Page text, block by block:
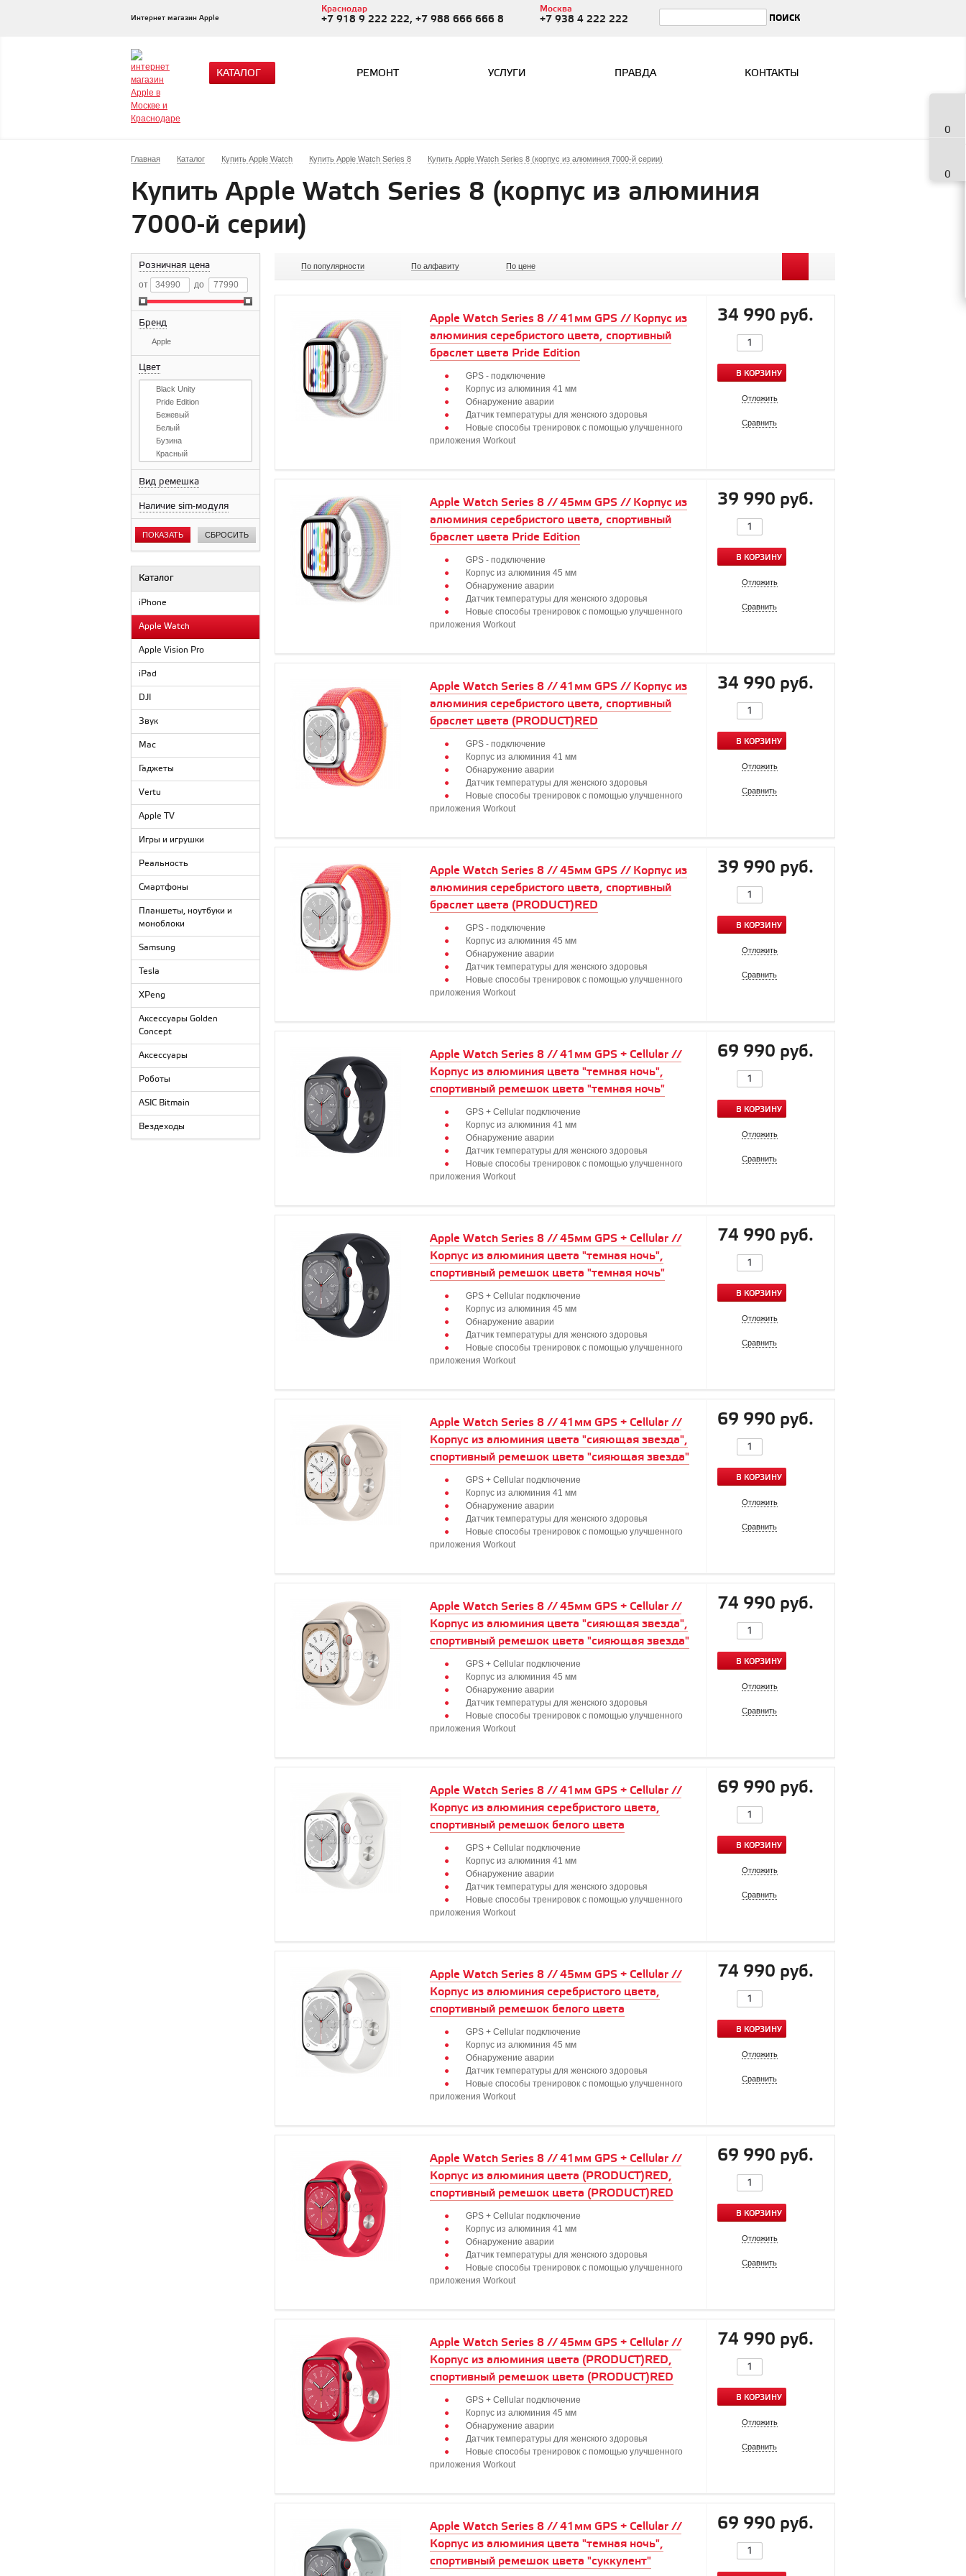
Интернет магазин Apple
Краснодар
+7 918 9 222 222, +7 988 666 666 8
Москва
+7 938 4 222 222
КАТАЛОГ РЕМОНТ УСЛУГИ ПРАВДА КОНТАКТЫ
0
0
Главная Каталог Купить Apple Watch Купить Apple Watch Series 8 Купить Apple Watch Series 8 (корпус из алюминия 7000-й серии)
Купить Apple Watch Series 8 (корпус из алюминия
7000-й серии)
Розничная цена
от до
Бренд
Apple
Цвет
Black Unity
Pride Edition
Бежевый
Белый
Бузина
Красный
Синий шторм
Сияющая звезда
Сланцево-синий
Солнечное сияние
Суккулент
Тёмная ночь
Вид ремешка
Наличие sim-модуля
ПОКАЗАТЬ СБРОСИТЬ
Каталог
iPhone
Apple Watch
Apple Vision Pro
iPad
DJI
Звук
Mac
Гаджеты
Vertu
Apple TV
Игры и игрушки
Реальность
Смартфоны
Планшеты, ноутбуки и
моноблоки
Samsung
Tesla
XPeng
Аксессуары Golden
Concept
Аксессуары
Роботы
ASIC Bitmain
Вездеходы
По популярности По алфавиту По цене
Apple Watch Series 8 // 41мм GPS // Корпус из
алюминия серебристого цвета, спортивный
браслет цвета Pride Edition
GPS - подключение
Корпус из алюминия 41 мм
Обнаружение аварии
Датчик температуры для женского здоровья
Новые способы тренировок с помощью улучшенного
приложения Workout
34 990 руб.
В КОРЗИНУ
Отложить
Сравнить
Apple Watch Series 8 // 45мм GPS // Корпус из
алюминия серебристого цвета, спортивный
браслет цвета Pride Edition
GPS - подключение
Корпус из алюминия 45 мм
Обнаружение аварии
Датчик температуры для женского здоровья
Новые способы тренировок с помощью улучшенного
приложения Workout
39 990 руб.
В КОРЗИНУ
Отложить
Сравнить
Apple Watch Series 8 // 41мм GPS // Корпус из
алюминия серебристого цвета, спортивный
браслет цвета (PRODUCT)RED
GPS - подключение
Корпус из алюминия 41 мм
Обнаружение аварии
Датчик температуры для женского здоровья
Новые способы тренировок с помощью улучшенного
приложения Workout
34 990 руб.
В КОРЗИНУ
Отложить
Сравнить
Apple Watch Series 8 // 45мм GPS // Корпус из
алюминия серебристого цвета, спортивный
браслет цвета (PRODUCT)RED
GPS - подключение
Корпус из алюминия 45 мм
Обнаружение аварии
Датчик температуры для женского здоровья
Новые способы тренировок с помощью улучшенного
приложения Workout
39 990 руб.
В КОРЗИНУ
Отложить
Сравнить
Apple Watch Series 8 // 41мм GPS + Cellular //
Корпус из алюминия цвета "темная ночь",
спортивный ремешок цвета "темная ночь"
GPS + Cellular подключение
Корпус из алюминия 41 мм
Обнаружение аварии
Датчик температуры для женского здоровья
Новые способы тренировок с помощью улучшенного
приложения Workout
69 990 руб.
В КОРЗИНУ
Отложить
Сравнить
Apple Watch Series 8 // 45мм GPS + Cellular //
Корпус из алюминия цвета "темная ночь",
спортивный ремешок цвета "темная ночь"
GPS + Cellular подключение
Корпус из алюминия 45 мм
Обнаружение аварии
Датчик температуры для женского здоровья
Новые способы тренировок с помощью улучшенного
приложения Workout
74 990 руб.
В КОРЗИНУ
Отложить
Сравнить
Apple Watch Series 8 // 41мм GPS + Cellular //
Корпус из алюминия цвета "сияющая звезда",
спортивный ремешок цвета "сияющая звезда"
GPS + Cellular подключение
Корпус из алюминия 41 мм
Обнаружение аварии
Датчик температуры для женского здоровья
Новые способы тренировок с помощью улучшенного
приложения Workout
69 990 руб.
В КОРЗИНУ
Отложить
Сравнить
Apple Watch Series 8 // 45мм GPS + Cellular //
Корпус из алюминия цвета "сияющая звезда",
спортивный ремешок цвета "сияющая звезда"
GPS + Cellular подключение
Корпус из алюминия 45 мм
Обнаружение аварии
Датчик температуры для женского здоровья
Новые способы тренировок с помощью улучшенного
приложения Workout
74 990 руб.
В КОРЗИНУ
Отложить
Сравнить
Apple Watch Series 8 // 41мм GPS + Cellular //
Корпус из алюминия серебристого цвета,
спортивный ремешок белого цвета
GPS + Cellular подключение
Корпус из алюминия 41 мм
Обнаружение аварии
Датчик температуры для женского здоровья
Новые способы тренировок с помощью улучшенного
приложения Workout
69 990 руб.
В КОРЗИНУ
Отложить
Сравнить
Apple Watch Series 8 // 45мм GPS + Cellular //
Корпус из алюминия серебристого цвета,
спортивный ремешок белого цвета
GPS + Cellular подключение
Корпус из алюминия 45 мм
Обнаружение аварии
Датчик температуры для женского здоровья
Новые способы тренировок с помощью улучшенного
приложения Workout
74 990 руб.
В КОРЗИНУ
Отложить
Сравнить
Apple Watch Series 8 // 41мм GPS + Cellular //
Корпус из алюминия цвета (PRODUCT)RED,
спортивный ремешок цвета (PRODUCT)RED
GPS + Cellular подключение
Корпус из алюминия 41 мм
Обнаружение аварии
Датчик температуры для женского здоровья
Новые способы тренировок с помощью улучшенного
приложения Workout
69 990 руб.
В КОРЗИНУ
Отложить
Сравнить
Apple Watch Series 8 // 45мм GPS + Cellular //
Корпус из алюминия цвета (PRODUCT)RED,
спортивный ремешок цвета (PRODUCT)RED
GPS + Cellular подключение
Корпус из алюминия 45 мм
Обнаружение аварии
Датчик температуры для женского здоровья
Новые способы тренировок с помощью улучшенного
приложения Workout
74 990 руб.
В КОРЗИНУ
Отложить
Сравнить
Apple Watch Series 8 // 41мм GPS + Cellular //
Корпус из алюминия цвета "темная ночь",
спортивный ремешок цвета "суккулент"
69 990 руб.